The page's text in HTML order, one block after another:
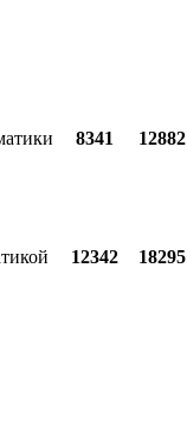
8341 12882
12342 18295